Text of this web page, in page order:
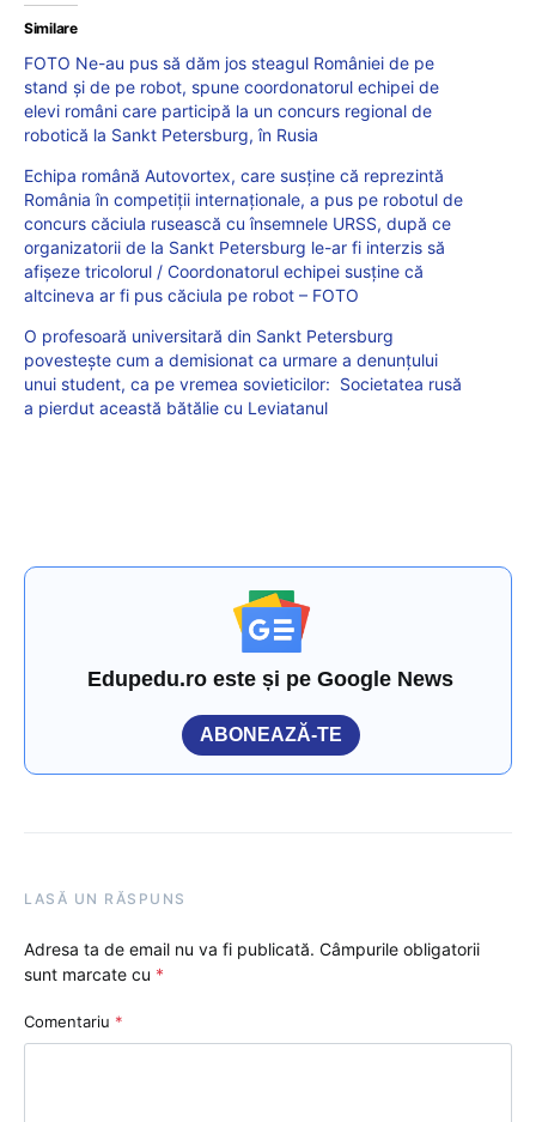
Similare
FOTO Ne-au pus să dăm jos steagul României de pe
stand și de pe robot, spune coordonatorul echipei de
elevi români care participă la un concurs regional de
robotică la Sankt Petersburg, în Rusia
Echipa română Autovortex, care susține că reprezintă
România în competiții internaționale, a pus pe robotul de
concurs căciula rusească cu însemnele URSS, după ce
organizatorii de la Sankt Petersburg le-ar fi interzis să
afișeze tricolorul / Coordonatorul echipei susține că
altcineva ar fi pus căciula pe robot – FOTO
O profesoară universitară din Sankt Petersburg
povestește cum a demisionat ca urmare a denunțului
unui student, ca pe vremea sovieticilor: Societatea rusă
a pierdut această bătălie cu Leviatanul
Edupedu.ro este și pe Google News
ABONEAZĂ-TE
LASĂ UN RĂSPUNS
Adresa ta de email nu va fi publicată. Câmpurile obligatorii
sunt marcate cu *
Comentariu *